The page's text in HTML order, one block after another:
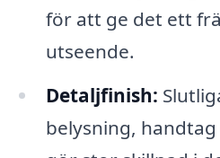
för att ge det ett
utseende.
Detaljfinish:
belysning,